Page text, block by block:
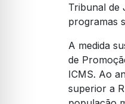
Tribunal de
programas
A medida
de
ICMS. Ao
superior a